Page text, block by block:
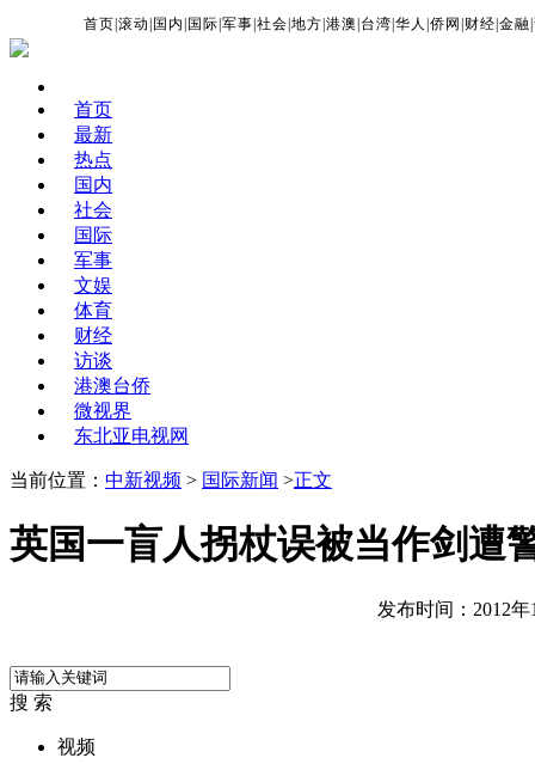
首页 |滚动 国内 国际 |军事 |社会 |地方 |港澳 台湾 |华人 |侨网 财经 |金融 |
首页
最新
热点
国内
社会
国际
军事
文娱
体育
财经
访谈
港澳台侨
微视界
东北亚电视网
当前位置： 中新视频 > 国际新闻 >正文
英国一盲人拐杖误被当作剑遭
发布时间：2012年
搜 索
视频